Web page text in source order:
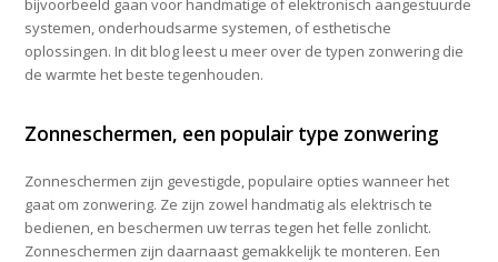
bijvoorbeeld gaan voor handmatige of elektronisch aangestuurde
systemen, onderhoudsarme systemen, of esthetische
oplossingen. In dit blog leest u meer over de typen zonwering die
de warmte het beste tegenhouden.
Zonneschermen, een populair type zonwering
Zonneschermen zijn gevestigde, populaire opties wanneer het
gaat om zonwering. Ze zijn zowel handmatig als elektrisch te
bedienen, en beschermen uw terras tegen het felle zonlicht.
Zonneschermen zijn daarnaast gemakkelijk te monteren. Een